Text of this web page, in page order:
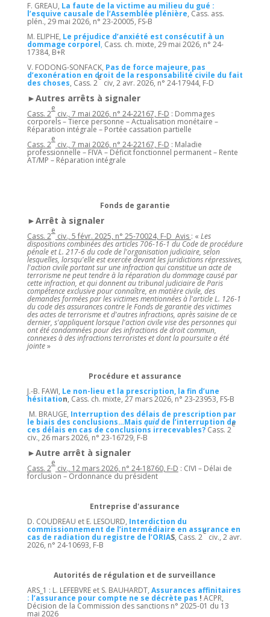
F. GREAU, La faute de la victime au milieu du gué :
l’esquive causale de l’Assemblée plénière, Cass. ass.
plén., 29 mai 2026, n° 23-20005, FS-B
M. ELIPHE, Le préjudice d’anxiété est consécutif à un
dommage corporel, Cass. ch. mixte, 29 mai 2026, n° 24-
17384, B+R
V. FODONG-SONFACK, Pas de force majeure, pas
d’exonération en droit de la responsabilité civile du fait
des choses, Cass. 2
e
civ, 2 avr. 2026, n° 24-17944, F-D
►Autres arrêts à signaler
Cass. 2
e
civ., 7 mai 2026, n° 24-22167, F-D : Dommages
corporels – Tierce personne – Actualisation monétaire –
Réparation intégrale – Portée cassation partielle
Cass. 2
e
civ., 7 mai 2026, n° 24-22167, F-D : Maladie
professionnelle – FIVA – Déficit fonctionnel permanent – Rente
AT/MP – Réparation intégrale
Fonds de garantie
►Arrêt à signaler
Cass. 2
e
civ., 5 févr. 2025, n° 25-70024, F-D Avis : « Les
dispositions combinées des articles 706-16-1 du Code de procédure
pénale et L. 217-6 du code de l'organisation judiciaire, selon
lesquelles, lorsqu'elle est exercée devant les juridictions répressives,
l'action civile portant sur une infraction qui constitue un acte de
terrorisme ne peut tendre à la réparation du dommage causé par
cette infraction, et qui donnent au tribunal judiciaire de Paris
compétence exclusive pour connaître, en matière civile, des
demandes formées par les victimes mentionnées à l'article L. 126-1
du code des assurances contre le Fonds de garantie des victimes
des actes de terrorisme et d'autres infractions, après saisine de ce
dernier, s'appliquent lorsque l'action civile vise des personnes qui
ont été condamnées pour des infractions de droit commun,
connexes à des infractions terroristes et dont la poursuite a été
jointe»
Procédure et assurance
J.-B. FAWI, Le non-lieu et la prescription, la fin d’une
hésitation, Cass. ch. mixte, 27 mars 2026, n° 23-23953, FS-B
M. BRAUGE, Interruption des délais de prescription par
le biais des conclusions…Mais quidde l’interruption de
ces délais en cas de conclusions irrecevables?Cass. 2
e
civ., 26 mars 2026, n° 23-16729, F-B
►Autre arrêt à signaler
Cass. 2
e
civ., 12 mars 2026, n° 24-18760, F-D : CIVI – Délai de
forclusion – Ordonnance du président
Entreprise d'assurance
D. COUDREAU et E. LESOURD, Interdiction du
commissionnement de l’intermédiaire en assurance en
cas de radiation du registre de l’ORIAS, Cass. 2
e
civ., 2 avr.
2026, n° 24-10693, F-B
Autorités de régulation et de surveillance
ARS_1 : L. LEFEBVRE et S. BAUHARDT, Assurances affinitaires
: l’assurance pour compte ne se décrète pas ! ACPR,
Décision de la Commission des sanctions n° 2025-01 du 13
mai 2026